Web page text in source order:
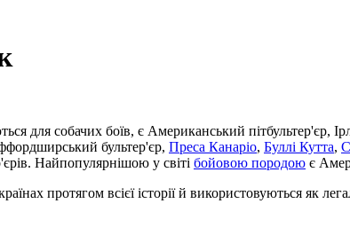
для собачих боїв, є Американський пітбультер'єр,
бультер'єр, Преса Канаріо, Буллі Кутта,
Найпопулярнішою у світі бойовою породою є
протягом всієї історії й використовуються як